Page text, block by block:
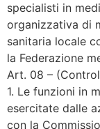
specialisti in
organizzativa di
sanitaria locale
la Federazione
Art. 08 –
1. Le funzioni in
esercitate dalle
con la